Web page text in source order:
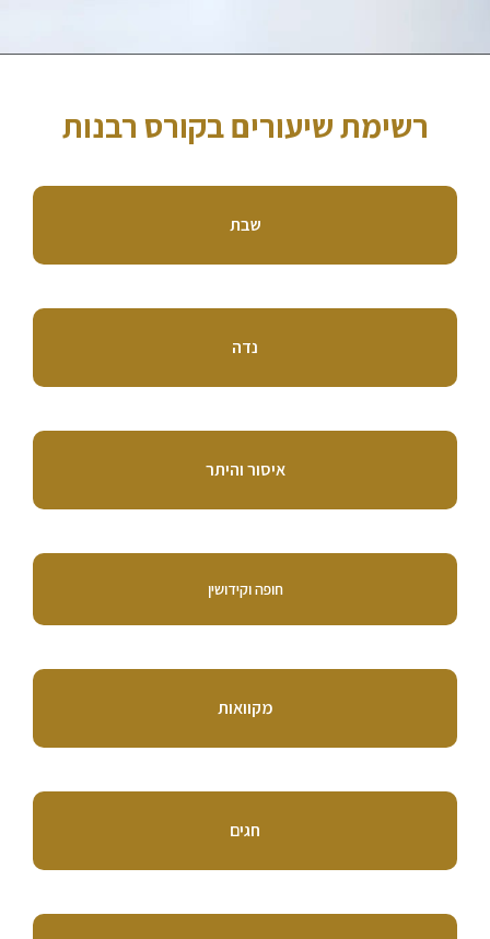
רשימת שיעורים בקורס רבנות
שבת
נדה
איסור והיתר
חופה וקידושין
מקוואות
חגים